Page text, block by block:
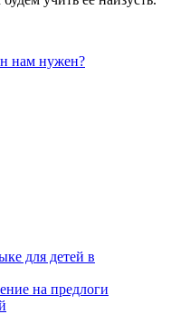
нам нужен?
для детей в
на предлоги